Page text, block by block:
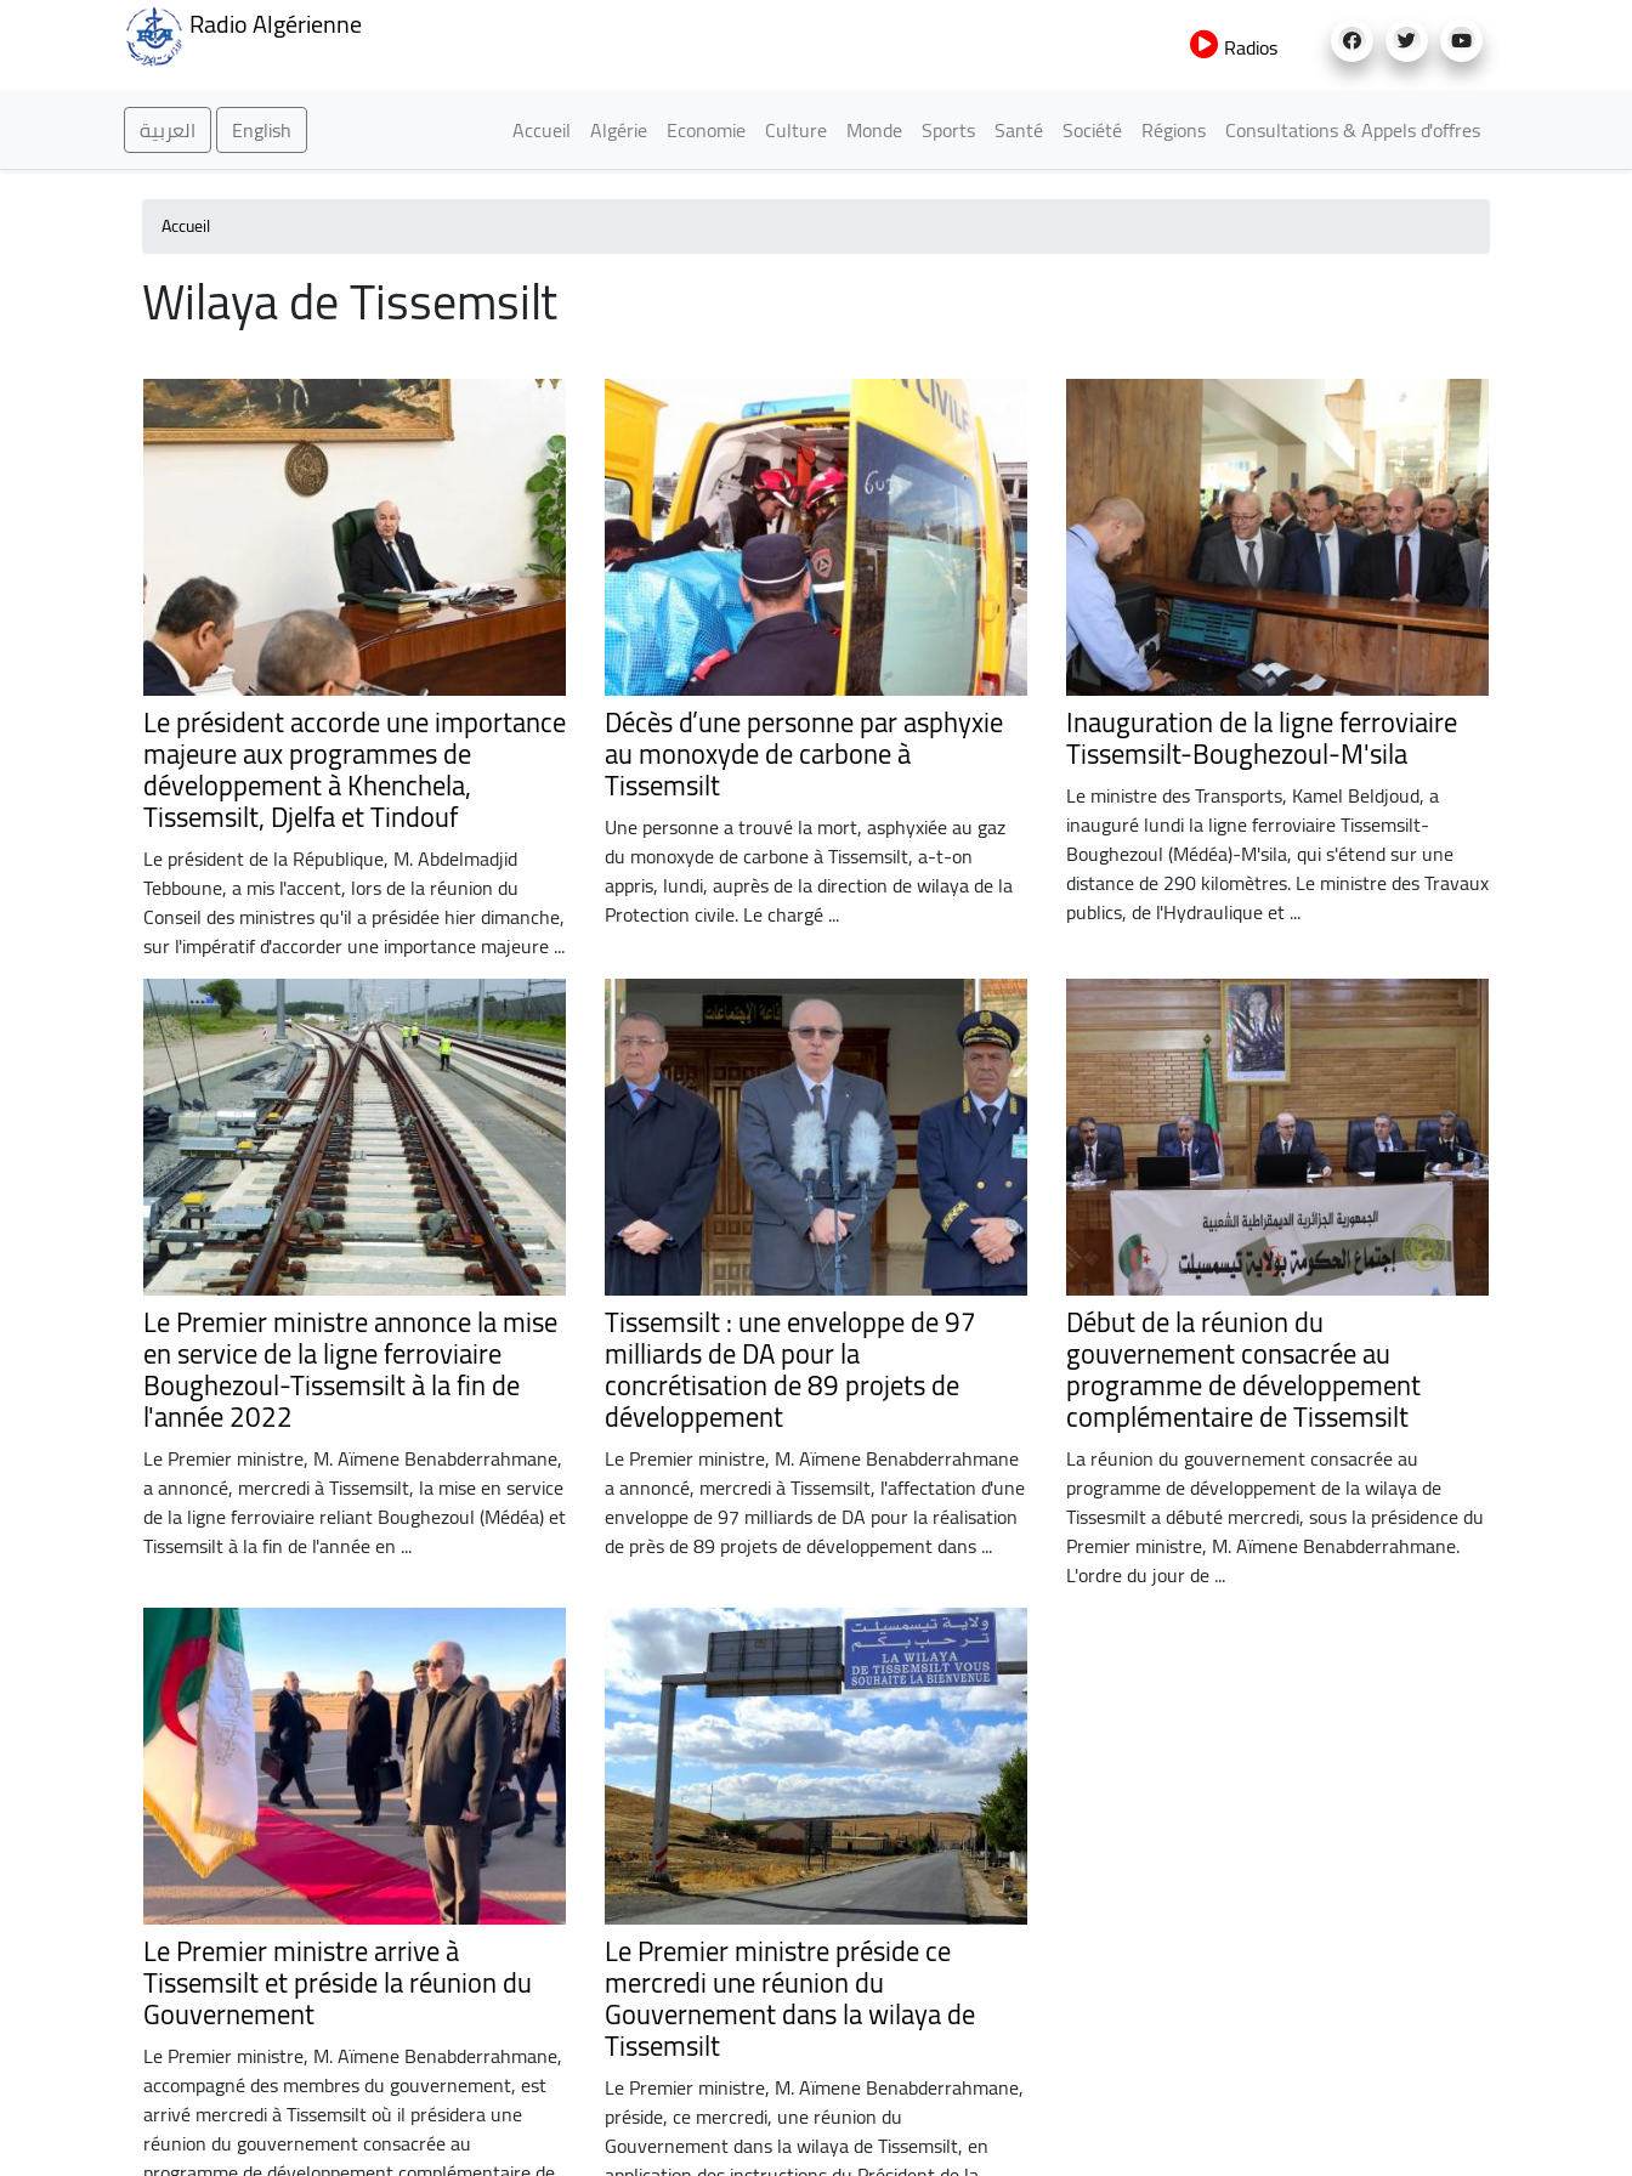
Radio Algérienne
Radios
العربية English Main navigation
Accueil Algérie Economie Culture Monde Sports Santé Société Régions Consultations & Appels d'offres
Accueil
Wilaya de Tissemsilt
Le président accorde une importance
majeure aux programmes de
développement à Khenchela,
Tissemsilt, Djelfa et Tindouf
Le président de la République, M. Abdelmadjid
Tebboune, a mis l'accent, lors de la réunion du
Conseil des ministres qu'il a présidée hier dimanche,
sur l'impératif d'accorder une importance majeure ...
Décès d’une personne par asphyxie
au monoxyde de carbone à
Tissemsilt
Une personne a trouvé la mort, asphyxiée au gaz
du monoxyde de carbone à Tissemsilt, a-t-on
appris, lundi, auprès de la direction de wilaya de la
Protection civile. Le chargé ...
Inauguration de la ligne ferroviaire
Tissemsilt-Boughezoul-M'sila
Le ministre des Transports, Kamel Beldjoud, a
inauguré lundi la ligne ferroviaire Tissemsilt-
Boughezoul (Médéa)-M'sila, qui s'étend sur une
distance de 290 kilomètres. Le ministre des Travaux
publics, de l'Hydraulique et ...
Le Premier ministre annonce la mise
en service de la ligne ferroviaire
Boughezoul-Tissemsilt à la fin de
l'année 2022
Le Premier ministre, M. Aïmene Benabderrahmane,
a annoncé, mercredi à Tissemsilt, la mise en service
de la ligne ferroviaire reliant Boughezoul (Médéa) et
Tissemsilt à la fin de l'année en ...
Tissemsilt : une enveloppe de 97
milliards de DA pour la
concrétisation de 89 projets de
développement
Le Premier ministre, M. Aïmene Benabderrahmane
a annoncé, mercredi à Tissemsilt, l'affectation d'une
enveloppe de 97 milliards de DA pour la réalisation
de près de 89 projets de développement dans ...
Début de la réunion du
gouvernement consacrée au
programme de développement
complémentaire de Tissemsilt
La réunion du gouvernement consacrée au
programme de développement de la wilaya de
Tissesmilt a débuté mercredi, sous la présidence du
Premier ministre, M. Aïmene Benabderrahmane.
L'ordre du jour de ...
Le Premier ministre arrive à
Tissemsilt et préside la réunion du
Gouvernement
Le Premier ministre, M. Aïmene Benabderrahmane,
accompagné des membres du gouvernement, est
arrivé mercredi à Tissemsilt où il présidera une
réunion du gouvernement consacrée au
Le Premier ministre préside ce
mercredi une réunion du
Gouvernement dans la wilaya de
Tissemsilt
Le Premier ministre, M. Aïmene Benabderrahmane,
préside, ce mercredi, une réunion du
Gouvernement dans la wilaya de Tissemsilt, en